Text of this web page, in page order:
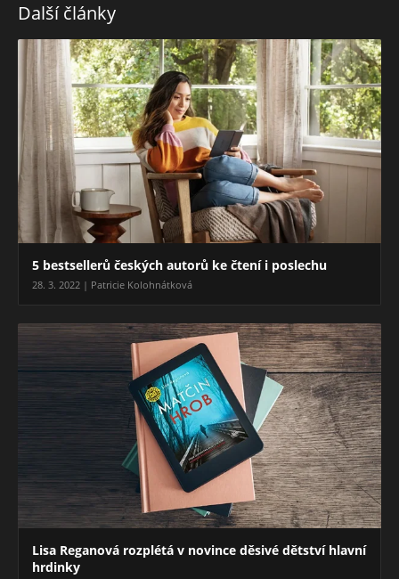
Další články
5 bestsellerů českých autorů ke čtení i poslechu
28. 3. 2022 | Patricie Kolohnátková
Lisa Reganová rozplétá v novince děsivé dětství hlavní
hrdinky